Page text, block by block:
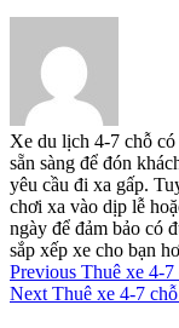
Xe du lịch 4-7 chỗ
sẵn sàng để đón
yêu cầu đi xa gấp.
chơi xa vào dịp lễ
ngày để đảm bảo có
sắp xếp xe cho bạn
Previous Thuê xe 4-
Next Thuê xe 4-7